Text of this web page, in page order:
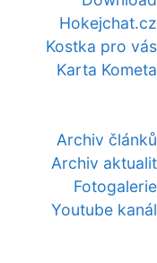
Hokejchat.cz
Kostka pro vás
Karta Kometa
Archiv článků
Archiv aktualit
Fotogalerie
Youtube kanál